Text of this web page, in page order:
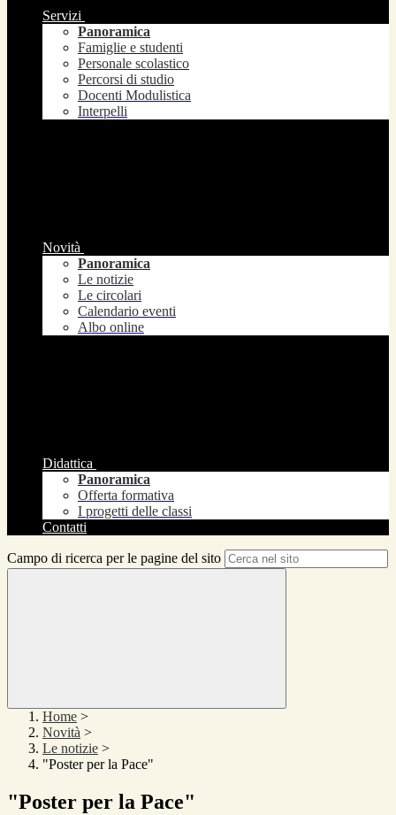
Servizi
Panoramica
Famiglie e studenti
Personale scolastico
Percorsi di studio
Docenti Modulistica
Interpelli
Novità
Panoramica
Le notizie
Le circolari
Calendario eventi
Albo online
Didattica
Panoramica
Offerta formativa
I progetti delle classi
Contatti
Campo di ricerca per le pagine del sito
Home >
Novità >
Le notizie >
"Poster per la Pace"
"Poster per la Pace"